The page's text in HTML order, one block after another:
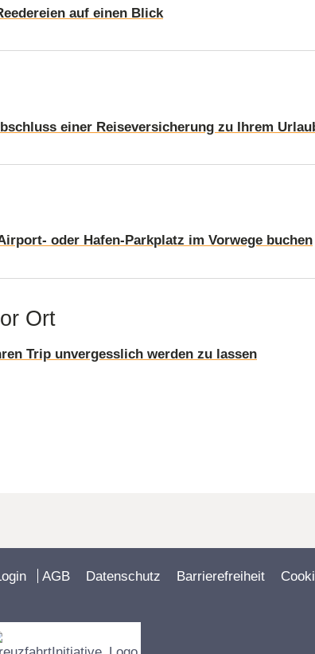
auf einen Blick
einer Reiseversicherung zu Ihrem
oder Hafen-Parkplatz im Vorwege buchen
Ort
Trip unvergesslich werden zu lassen
AGB Datenschutz Barrierefreiheit